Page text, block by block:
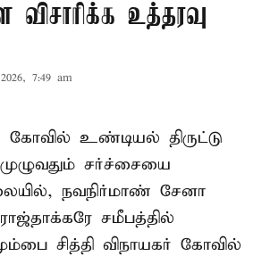
உத்தரவு
7:49 am
உண்டியல் திருட்டு
முழுவதும் சர்ச்சையை
நவநிர்மாண் சேனா
சமீபத்தில்
சித்தி விநாயகர் கோவில்